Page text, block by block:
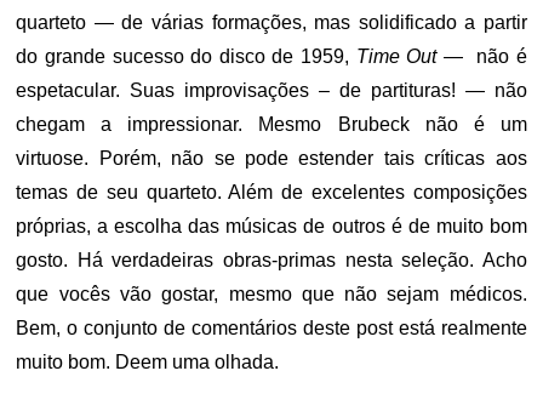
quarteto — de várias formações, mas solidificado a partir
do grande sucesso do disco de 1959, Time Out— não é
espetacular. Suas improvisações – de partituras! — não
chegam a impressionar. Mesmo Brubeck não é um
virtuose. Porém, não se pode estender tais críticas aos
temas de seu quarteto. Além de excelentes composições
próprias, a escolha das músicas de outros é de muito bom
gosto. Há verdadeiras obras-primas nesta seleção. Acho
que vocês vão gostar, mesmo que não sejam médicos.
Bem, o conjunto de comentários deste post está realmente
muito bom. Deem uma olhada.